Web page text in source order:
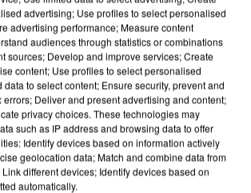
DE LA DZ MAFIA
ALGÉRIE
advertising; Use profiles to select personalised
advertising performance; Measure content
audiences through statistics or combinations
sources; Develop and improve services; Create
content; Use profiles to select personalised
data to select content; Ensure security, prevent and
errors; Deliver and present advertising and content;
privacy choices. These technologies may
such as IP address and browsing data to offer
Identify devices based on information actively
geolocation data; Match and combine data from
different devices; Identify devices based on
automatically.